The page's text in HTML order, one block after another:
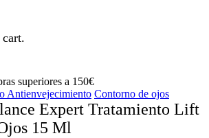
superiores a 150€
Antienvejecimiento Contorno de ojos
Expert Tratamiento Lift
15 Ml